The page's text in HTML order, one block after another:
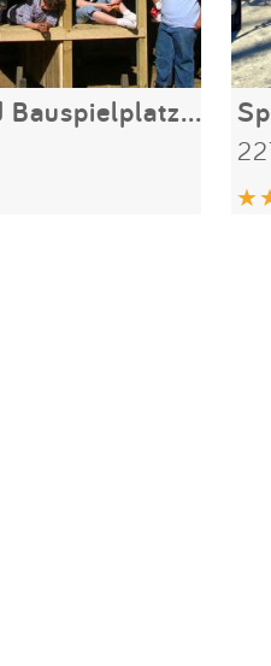
Abenteuer- und Bauspielplatz SPIO e.V.